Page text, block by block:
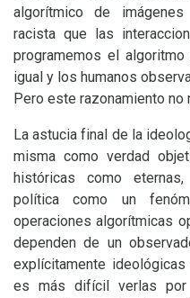
algorítmico de
racista que las
programemos el
igual y los humanos
Pero este razonamiento no
La astucia final de la
misma como verdad
históricas como
política como un
operaciones algorítmicas
dependen de un
explícitamente
es más difícil verlas